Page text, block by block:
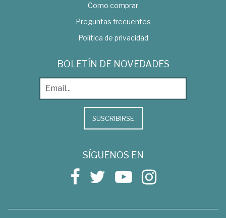
Como comprar
Preguntas frecuentes
Política de privacidad
BOLETÍN DE NOVEDADES
SUSCRIBIRSE
SÍGUENOS EN